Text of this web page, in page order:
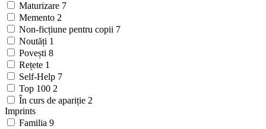
Maturizare 7
Memento 2
Non-ficțiune pentru copii 7
Noutăți 1
Povești 8
Rețete 1
Self-Help 7
Top 100 2
În curs de apariție 2
Imprints
Familia 9